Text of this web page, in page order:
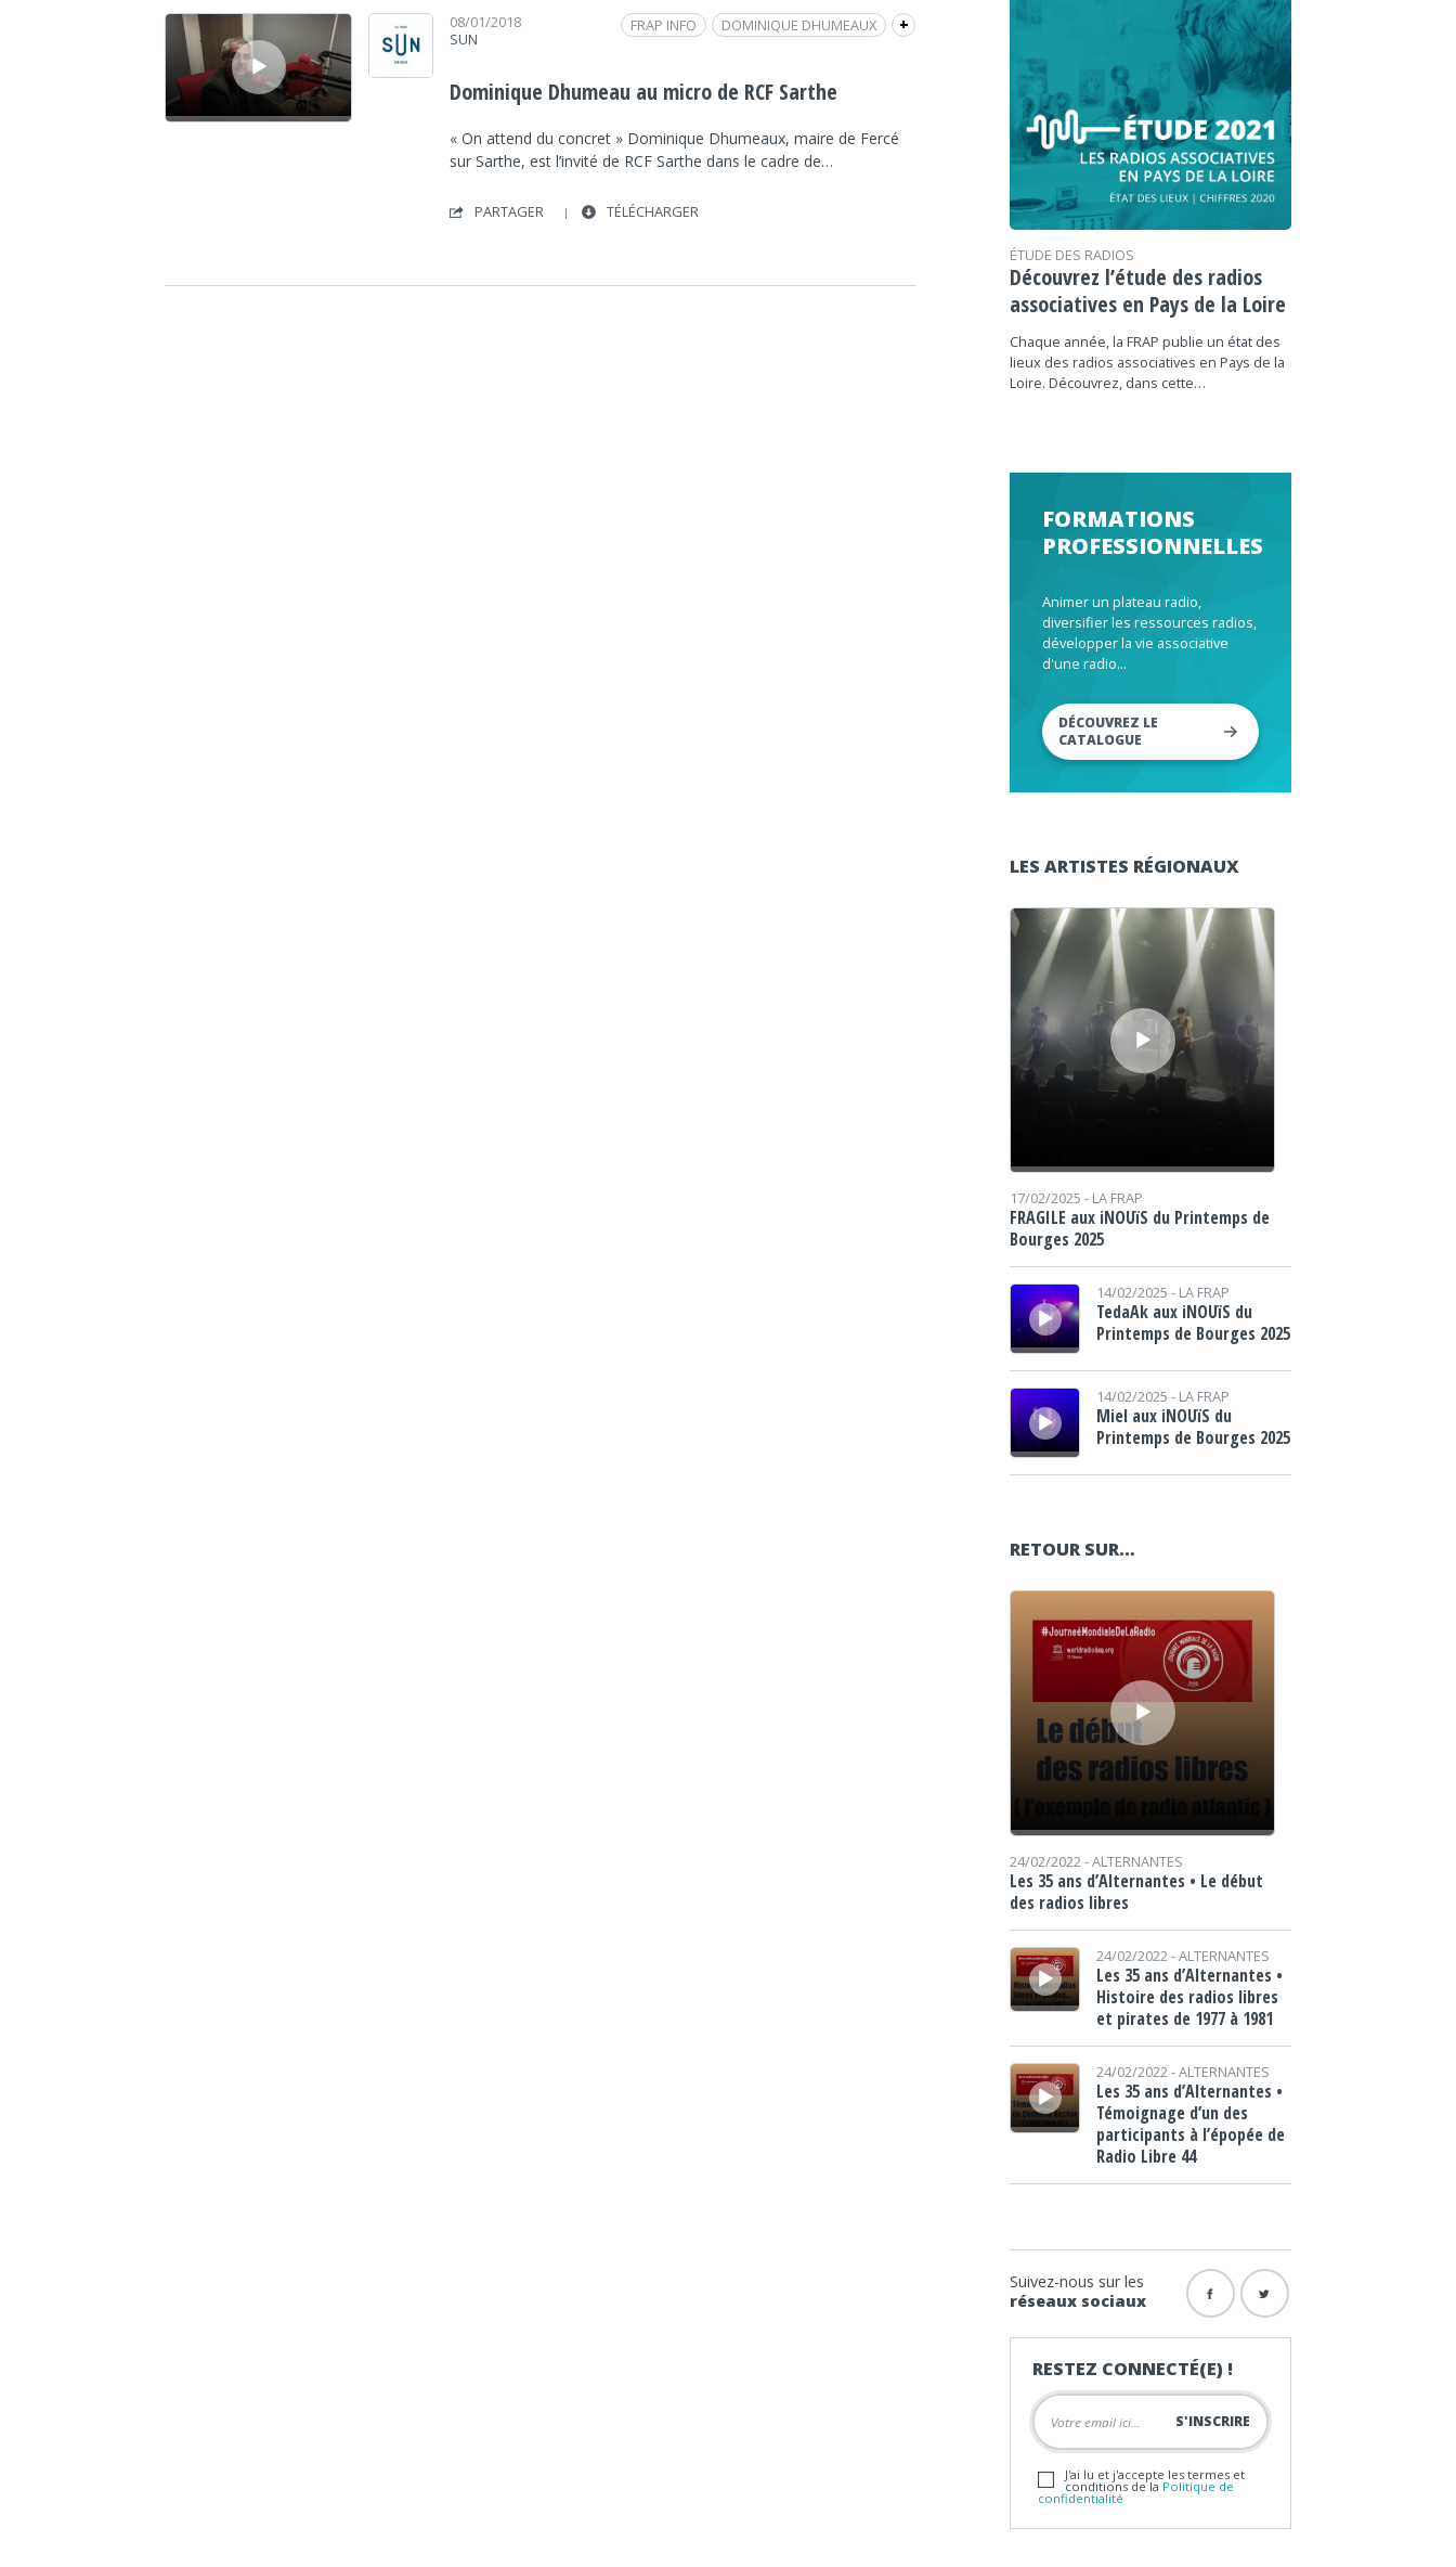
Lecteur audio
08/01/2018
SUN
+
DOMINIQUE DHUMEAUX
FRAP INFO
MAIRES RURAUX DE SARTHE
POLITIQUE
Dominique Dhumeau au micro de RCF Sarthe
« On attend du concret » Dominique Dhumeaux, maire de Fercé
sur Sarthe, est l’invité de RCF Sarthe dans le cadre de…
PARTAGER TÉLÉCHARGER
ÉTUDE DES RADIOS
Découvrez l’étude des radios
associatives en Pays de la Loire
Chaque année, la FRAP publie un état des
lieux des radios associatives en Pays de la
Loire. Découvrez, dans cette…
FORMATIONS
PROFESSIONNELLES
Animer un plateau radio,
diversifier les ressources radios,
développer la vie associative
d'une radio...
DÉCOUVREZ LE
CATALOGUE
LES ARTISTES RÉGIONAUX
Lecteur audio
17/02/2025 - LA FRAP
FRAGILE aux iNOUïS du Printemps de
Bourges 2025
Lecteur audio
14/02/2025 - LA FRAP
TedaAk aux iNOUïS du
Printemps de Bourges 2025
Lecteur audio 14/02/2025 - LA FRAP
Miel aux iNOUïS du
Printemps de Bourges 2025
RETOUR SUR…
Lecteur audio
24/02/2022 -ALTERNANTES
Les 35 ans d’Alternantes • Le début
des radios libres
Lecteur audio
24/02/2022 -ALTERNANTES
Les 35 ans d’Alternantes •
Histoire des radios libres
et pirates de 1977 à 1981
Lecteur audio
24/02/2022 -ALTERNANTES
Les 35 ans d’Alternantes •
Témoignage d’un des
participants à l’épopée de
Radio Libre 44
Suivez-nous sur les
réseaux sociaux
RESTEZ CONNECTÉ(E) !
J'ai lu et j'accepte les termes et
conditions de la Politique de
confidentialité